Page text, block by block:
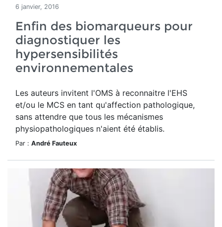
6 janvier, 2016
Enfin des biomarqueurs pour
diagnostiquer les
hypersensibilités
environnementales
Les auteurs invitent l'OMS à reconnaitre l'EHS
et/ou le MCS en tant qu'affection pathologique,
sans attendre que tous les mécanismes
physiopathologiques n'aient été établis.
Par : André Fauteux